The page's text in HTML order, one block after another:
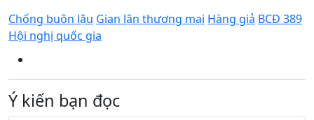
Chống buôn lậu Gian lận thương mại Hàng giả BCĐ 389
Hội nghị quốc gia
Ý kiến bạn đọc